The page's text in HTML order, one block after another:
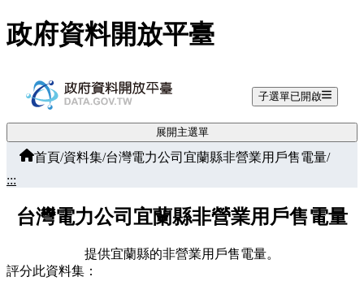
跳至主要內容
政府資料開放平臺
子選單已開啟
展開主選單
首頁/資料集/台灣電力公司宜蘭縣非營業用戶售電量/
:::
台灣電力公司宜蘭縣非營業用戶售電量
提供宜蘭縣的非營業用戶售電量。
評分此資料集：